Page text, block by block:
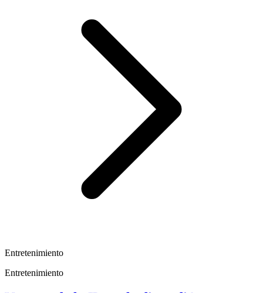
Entretenimiento
Entretenimiento